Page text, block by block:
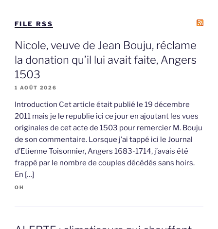
FILE RSS
Nicole, veuve de Jean Bouju, réclame
la donation qu’il lui avait faite, Angers
1503
1 AOÛT 2026
Introduction Cet article était publié le 19 décembre
2011 mais je le republie ici ce jour en ajoutant les vues
originales de cet acte de 1503 pour remercier M. Bouju
de son commentaire. Lorsque j’ai tappé ici le Journal
d’Etienne Toisonnier, Angers 1683-1714, j’avais été
frappé par le nombre de couples décédés sans hoirs.
En […]
OH